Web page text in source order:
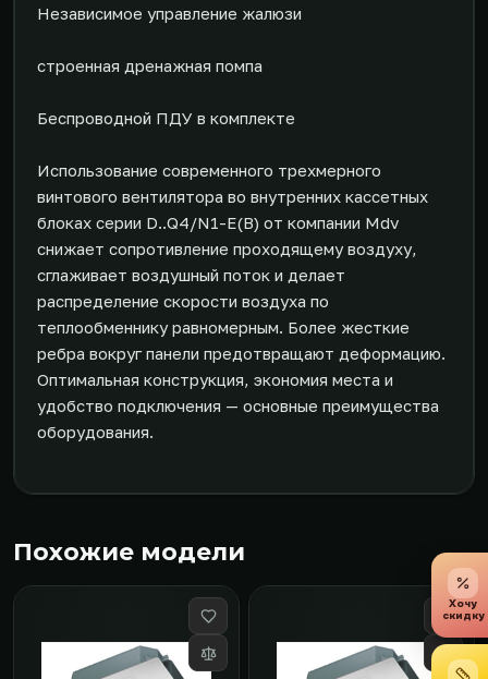
Независимое управление жалюзи
строенная дренажная помпа
Беспроводной ПДУ в комплекте
Использование современного трехмерного
винтового вентилятора во внутренних кассетных
блоках серии D..Q4/N1-E(B) от компании Mdv
снижает сопротивление проходящему воздуху,
сглаживает воздушный поток и делает
распределение скорости воздуха по
теплообменнику равномерным. Более жесткие
ребра вокруг панели предотвращают деформацию.
Оптимальная конструкция, экономия места и
удобство подключения — основные преимущества
оборудования.
Похожие модели
Хочу
скидку